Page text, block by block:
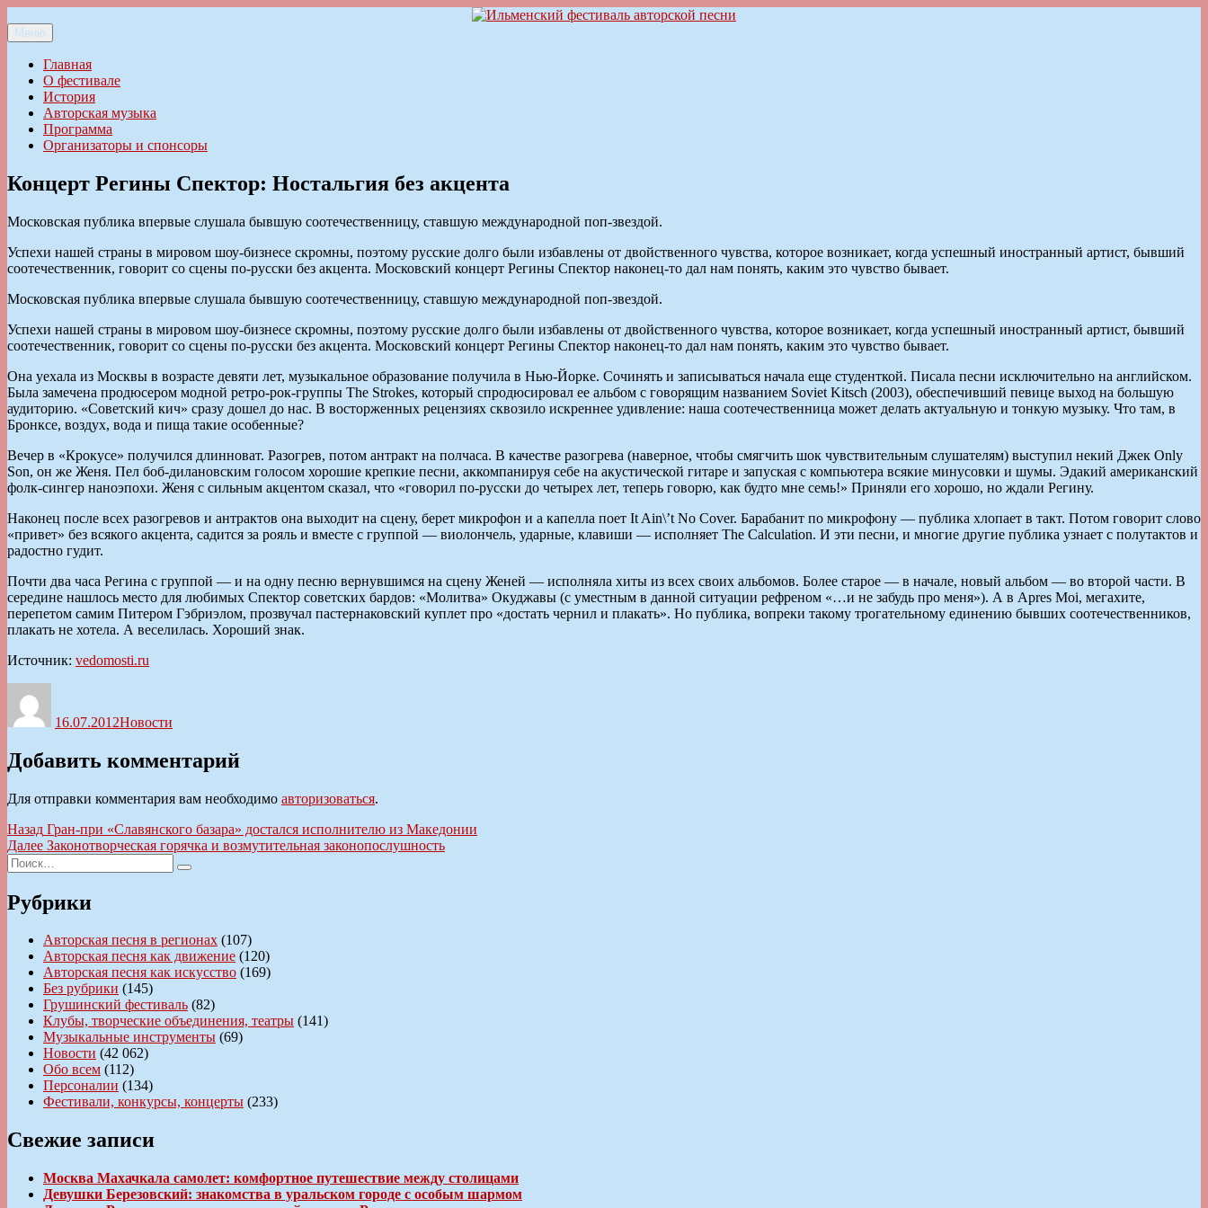
к
содержимому
Ильменский фестиваль авторской песни
Меню
Главная
О фестивале
История
Авторская музыка
Программа
Организаторы и спонсоры
Концерт Регины Спектор: Ностальгия без акцента
Московская публика впервые слушала бывшую соотечественницу, ставшую международной поп-звездой.
Успехи нашей страны в мировом шоу-бизнесе скромны, поэтому русские долго были избавлены от двойственного чувства, которое возникает, когда успешный иностранный артист, бывший
соотечественник, говорит со сцены по-русски без акцента. Московский концерт Регины Спектор наконец-то дал нам понять, каким это чувство бывает.
Московская публика впервые слушала бывшую соотечественницу, ставшую международной поп-звездой.
Успехи нашей страны в мировом шоу-бизнесе скромны, поэтому русские долго были избавлены от двойственного чувства, которое возникает, когда успешный иностранный артист, бывший
соотечественник, говорит со сцены по-русски без акцента. Московский концерт Регины Спектор наконец-то дал нам понять, каким это чувство бывает.
Она уехала из Москвы в возрасте девяти лет, музыкальное образование получила в Нью-Йорке. Сочинять и записываться начала еще студенткой. Писала песни исключительно на английском.
Была замечена продюсером модной ретро-рок-группы The Strokes, который спродюсировал ее альбом с говорящим названием Soviet Kitsch (2003), обеспечивший певице выход на большую
аудиторию. «Советский кич» сразу дошел до нас. В восторженных рецензиях сквозило искреннее удивление: наша соотечественница может делать актуальную и тонкую музыку. Что там, в
Бронксе, воздух, вода и пища такие особенные?
Вечер в «Крокусе» получился длинноват. Разогрев, потом антракт на полчаса. В качестве разогрева (наверное, чтобы смягчить шок чувствительным слушателям) выступил некий Джек Only
Son, он же Женя. Пел боб-дилановским голосом хорошие крепкие песни, аккомпанируя себе на акустической гитаре и запуская с компьютера всякие минусовки и шумы. Эдакий американский
фолк-сингер наноэпохи. Женя с сильным акцентом сказал, что «говорил по-русски до четырех лет, теперь говорю, как будто мне семь!» Приняли его хорошо, но ждали Регину.
Наконец после всех разогревов и антрактов она выходит на сцену, берет микрофон и а капелла поет It Ain\’t No Cover. Барабанит по микрофону — публика хлопает в такт. Потом говорит слово
«привет» без всякого акцента, садится за рояль и вместе с группой — виолончель, ударные, клавиши — исполняет The Calculation. И эти песни, и многие другие публика узнает с полутактов и
радостно гудит.
Почти два часа Регина с группой — и на одну песню вернувшимся на сцену Женей — исполняла хиты из всех своих альбомов. Более старое — в начале, новый альбом — во второй части. В
середине нашлось место для любимых Спектор советских бардов: «Молитва» Окуджавы (с уместным в данной ситуации рефреном «…и не забудь про меня»). А в Apres Moi, мегахите,
перепетом самим Питером Гэбриэлом, прозвучал пастернаковский куплет про «достать чернил и плакать». Но публика, вопреки такому трогательному единению бывших соотечественников,
плакать не хотела. А веселилась. Хороший знак.
Источник: vedomosti.ru
16.07.2012Новости
Добавить комментарий
Для отправки комментария вам необходимо авторизоваться.
Навигация
по
записям
Назад Предыдущая
запись:
Гран-при «Славянского базара» достался исполнителю из Македонии
Далее Следующая
Законотворческая горячка и возмутительная законопослушность
Искать:
Поиск
Рубрики
Авторская песня в регионах (107)
Авторская песня как движение (120)
Авторская песня как искусство (169)
Без рубрики (145)
Грушинский фестиваль (82)
Клубы, творческие объединения, театры (141)
Музыкальные инструменты (69)
Новости (42 062)
Обо всем (112)
Персоналии (134)
Фестивали, конкурсы, концерты (233)
Свежие записи
Москва Махачкала самолет: комфортное путешествие между столицами
Девушки Березовский: знакомства в уральском городе с особым шармом